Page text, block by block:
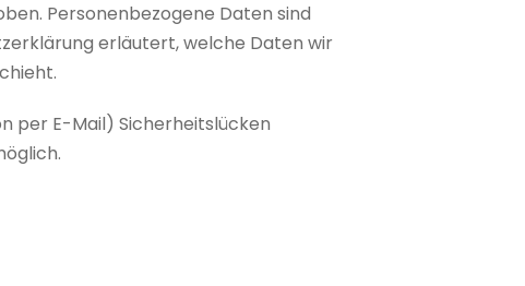
Personenbezogene Daten sind
erläutert, welche Daten wir
per E-Mail) Sicherheitslücken